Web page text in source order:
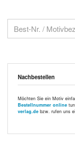
Nachbestellen
Möchten Sie ein Motiv
Bestellnummer online
verlag.de bzw. rufen uns